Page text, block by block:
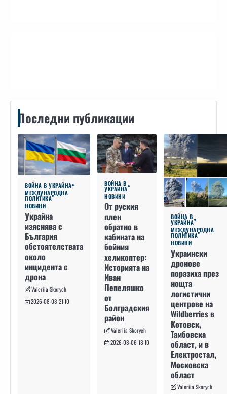
Последни публикации
ВОЙНА В УКРАЙНА
МЕЖДУНАРОДНА
ПОЛИТИКА
НОВИНИ
Украйна
изяснява с
България
обстоятелствата
около
инцидента с
дрона
Valeriia Skorych
2026-08-08 21:10
ВОЙНА В
УКРАЙНА
НОВИНИ
От руския
плен
обратно в
кабината на
бойния
хеликоптер:
Историята на
Иван
Пепеляшко
от
Болградския
район
Valeriia Skorych
2026-08-06 18:10
ВОЙНА В
УКРАЙНА
МЕЖДУНАРОДНА
ПОЛИТИКА
НОВИНИ
Украински
дронове
поразиха през
нощта
логистични
центрове на
Wildberries в
Котовск,
Тамбовска
област, и в
Електростал,
Московска
област
Valeriia Skorych